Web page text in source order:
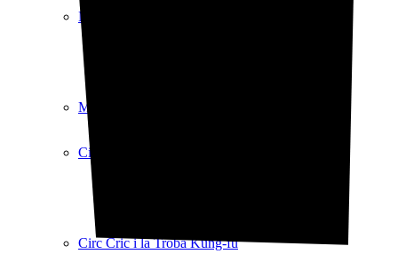
Matx de Pallassos
Circ Cric i la Troba Kung-fú
Matx de Pallassos
Circ Cric i la Troba Kung-fú